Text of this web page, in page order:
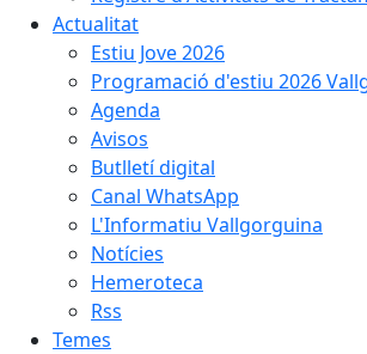
Actualitat
Estiu Jove 2026
Programació d'estiu 2026
Agenda
Avisos
Butlletí digital
Canal WhatsApp
L'Informatiu Vallgorguina
Notícies
Hemeroteca
Rss
Temes